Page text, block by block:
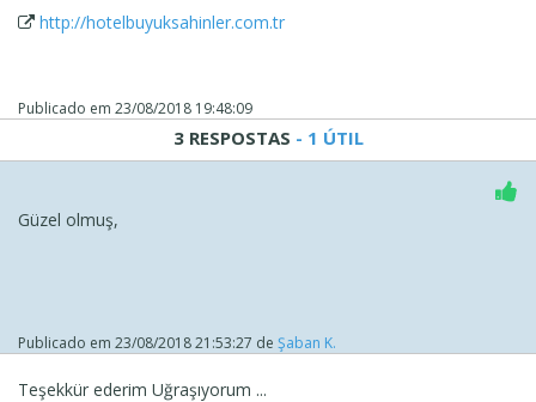
http://hotelbuyuksahinler.com.tr
Publicado em 23/08/2018 19:48:09
3 RESPOSTAS - 1 ÚTIL
Güzel olmuş,
Publicado em 23/08/2018 21:53:27 de Şaban K.
Teşekkür ederim Uğraşıyorum ...